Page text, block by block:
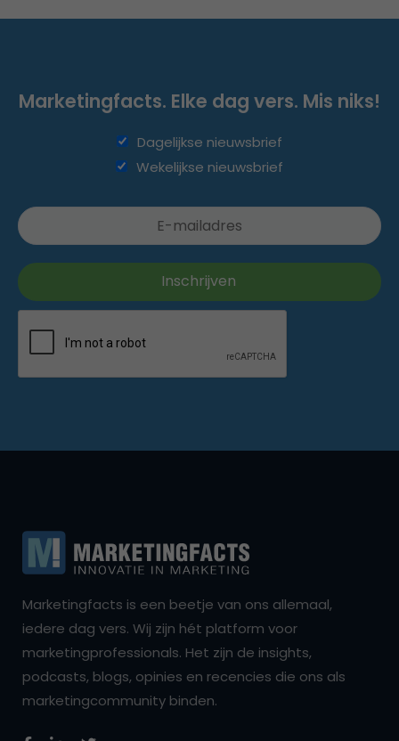
Marketingfacts. Elke dag vers. Mis niks!
Dagelijkse nieuwsbrief
Wekelijkse nieuwsbrief
Marketingfacts is een beetje van ons allemaal,
iedere dag vers. Wij zijn hét platform voor
marketingprofessionals. Het zijn de insights,
podcasts, blogs, opinies en recencies die ons als
marketingcommunity binden.